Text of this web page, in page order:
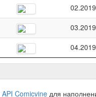
02.2019
03.2019
04.2019
API Comicvine для